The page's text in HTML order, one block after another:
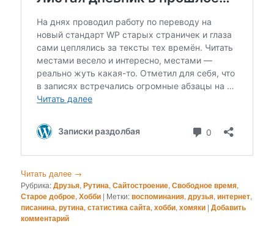
Читать далее →
Рубрика:Друзья,Рутина,Сайтостроение,Свободное время,
Старое доброе,Хобби | Метки:воспоминания,друзья,интернет,
писанина,рутина,статистика сайта,хобби,хомяки |Добавить
комментарий